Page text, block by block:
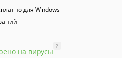
для Windows
на вирусы
?